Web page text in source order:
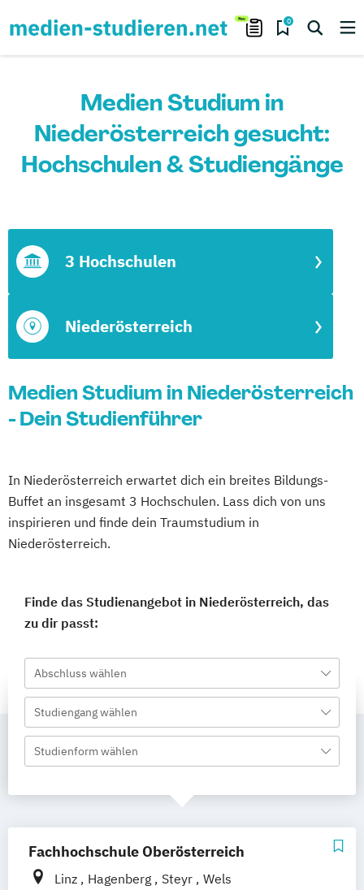
0
Medien Studium in
Niederösterreich gesucht:
Hochschulen & Studiengänge
Niederösterreich
3 Hochschulen
Medien Studium in Niederösterreich
- Dein Studienführer
In Niederösterreich erwartet dich ein breites Bildungs-
Buffet an insgesamt 3 Hochschulen. Lass dich von uns
inspirieren und finde dein Traumstudium in
Niederösterreich.
Finde das Studienangebot in Niederösterreich, das
zu dir passt:
Abschluss wählen
Studiengang wählen
Studienform wählen
Fachhochschule Oberösterreich
Linz Hagenberg Steyr
Wels